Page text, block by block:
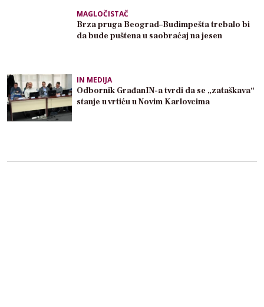
MAGLOČISTAČ
Brza pruga Beograd–Budimpešta trebalo bi
da bude puštena u saobraćaj na jesen
IN MEDIJA
Odbornik GrađanIN-a tvrdi da se „zataškava“
stanje u vrtiću u Novim Karlovcima